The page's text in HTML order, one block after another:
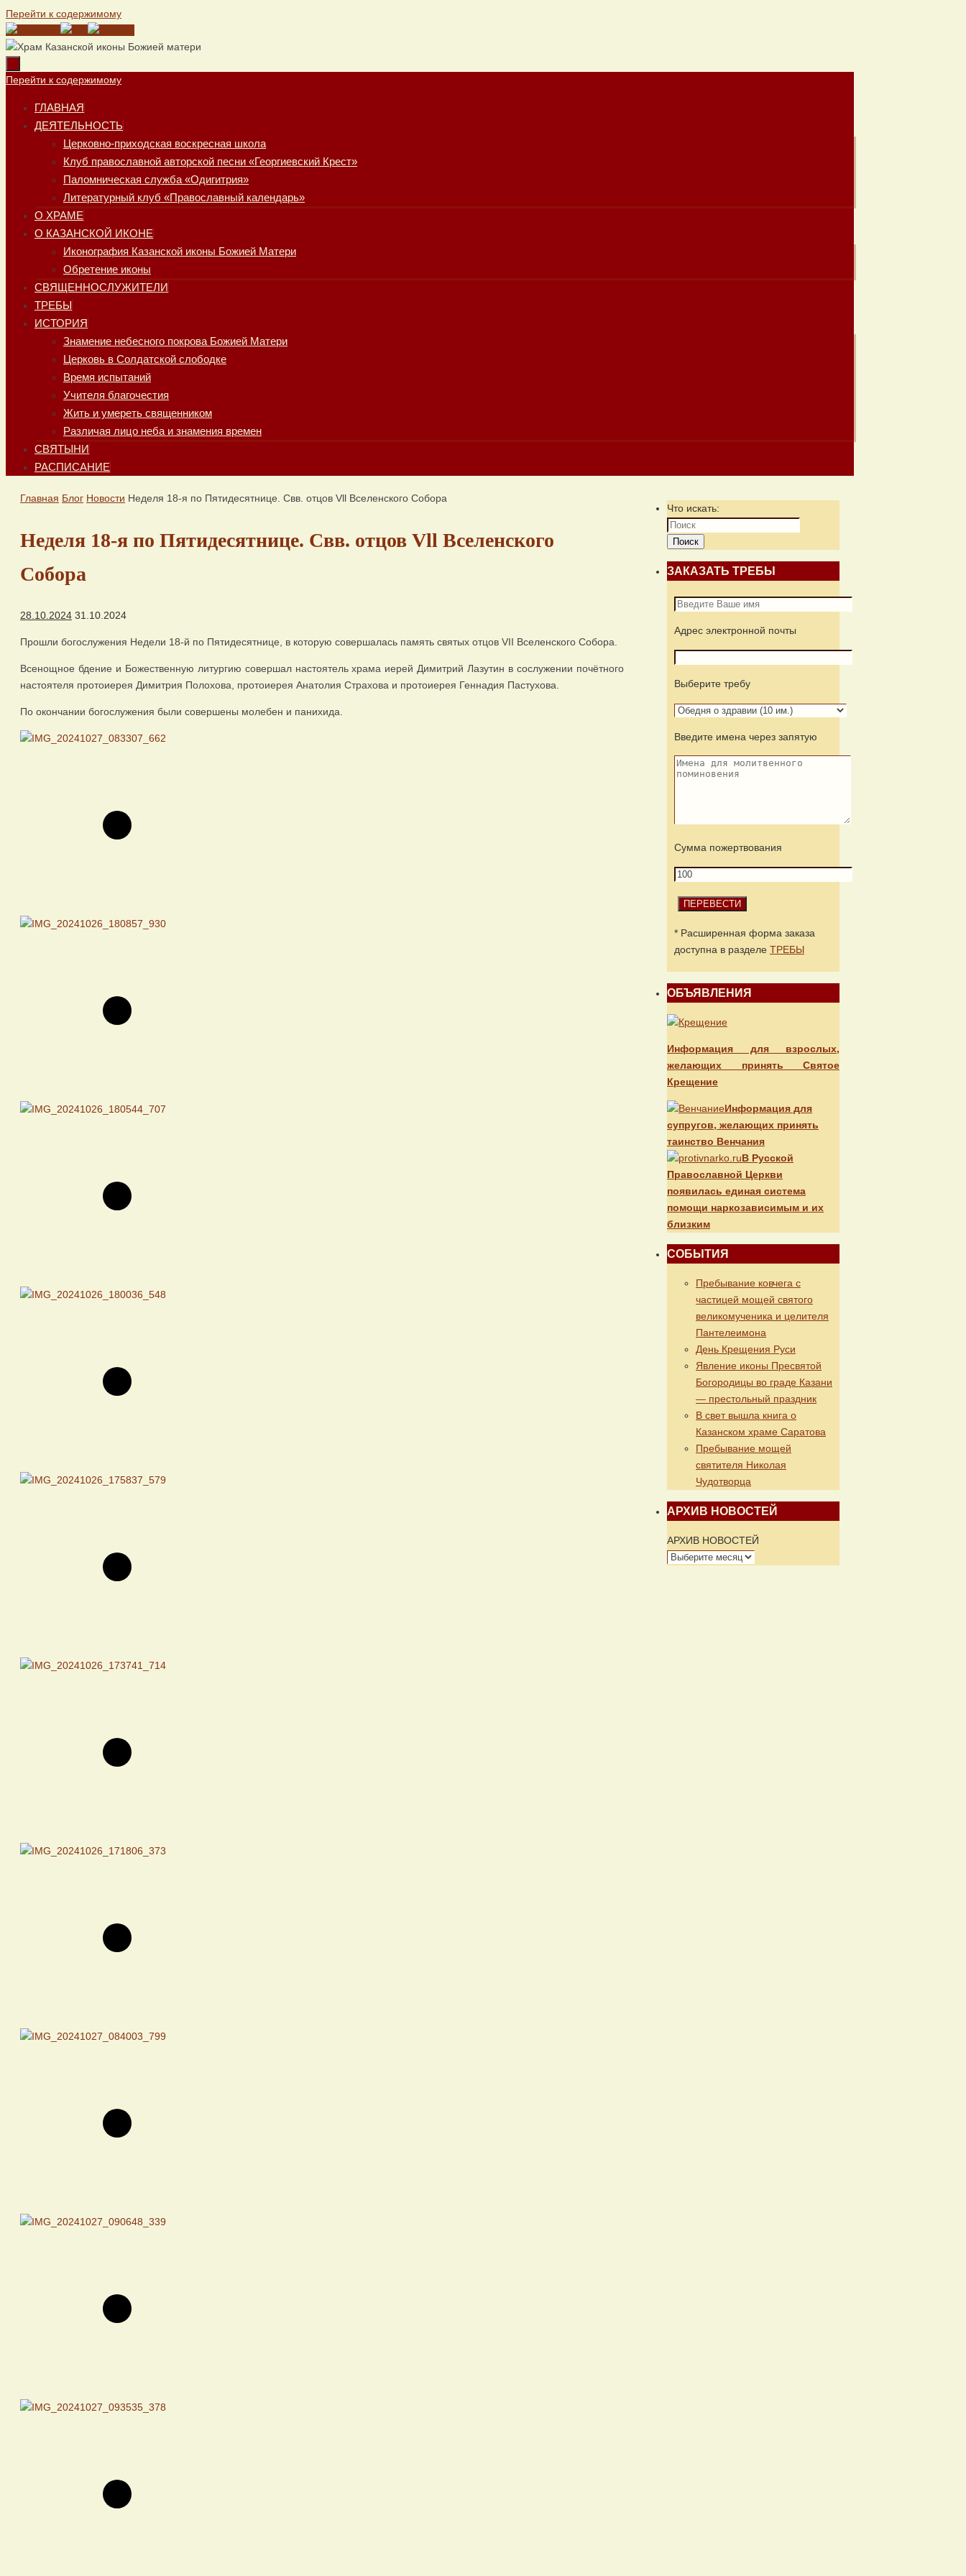
Перейти к содержимому
Перейти к содержимому
ГЛАВНАЯ
ДЕЯТЕЛЬНОСТЬ
Церковно-приходская воскресная школа
Клуб православной авторской песни «Георгиевский Крест»
Паломническая служба «Одигитрия»
Литературный клуб «Православный календарь»
О ХРАМЕ
О КАЗАНСКОЙ ИКОНЕ
Иконография Казанской иконы Божией Матери
Обретение иконы
СВЯЩЕННОСЛУЖИТЕЛИ
ТРЕБЫ
ИСТОРИЯ
Знамение небесного покрова Божией Матери
Церковь в Солдатской слободке
Время испытаний
Учителя благочестия
Жить и умереть священником
Различая лицо неба и знамения времен
СВЯТЫНИ
РАСПИСАНИЕ
Главная Блог Новости Неделя 18-я по Пятидесятнице. Свв. отцов Vll Вселенского Собора
Неделя 18-я по Пятидесятнице. Свв. отцов Vll Вселенского
Собора
28.10.2024 31.10.2024
Прошли богослужения Недели 18-й по Пятидесятнице, в которую совершалась память святых отцов VII Вселенского Собора.
Всенощное бдение и Божественную литургию совершал настоятель храма иерей Димитрий Лазутин в сослужении почётного
настоятеля протоиерея Димитрия Полохова, протоиерея Анатолия Страхова и протоиерея Геннадия Пастухова.
По окончании богослужения были совершены молебен и панихида.
Что искать:
Поиск
ЗАКАЗАТЬ ТРЕБЫ
Адрес электронной почты
Выберите требу
Введите имена через запятую
Сумма пожертвования
* Расширенная форма заказа
доступна в разделе ТРЕБЫ
ОБЪЯВЛЕНИЯ
Информация для взрослых,
желающих принять Святое
Крещение
Информация для
супругов, желающих принять
таинство Венчания
В Русской
Православной Церкви
появилась единая система
помощи наркозависимым и их
близким
СОБЫТИЯ
Пребывание ковчега с
частицей мощей святого
великомученика и целителя
Пантелеимона
День Крещения Руси
Явление иконы Пресвятой
Богородицы во граде Казани
— престольный праздник
В свет вышла книга о
Казанском храме Саратова
Пребывание мощей
святителя Николая
Чудотворца
АРХИВ НОВОСТЕЙ
АРХИВ НОВОСТЕЙ